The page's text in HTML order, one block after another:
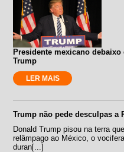
Presidente mexicano
Trump
LER MAIS
Trump não pede desculpas a
Donald Trump pisou na terra
relâmpago ao México, o
duran[...]